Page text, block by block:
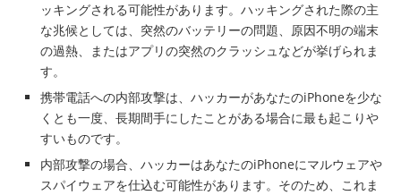
ッキングされる可能性があります。ハッキングされた際の主
な兆候としては、突然のバッテリーの問題、原因不明の端末
の過熱、またはアプリの突然のクラッシュなどが挙げられま
す。
携帯電話への内部攻撃は、ハッカーがあなたのiPhoneを少な
くとも一度、長期間手にしたことがある場合に最も起こりや
すいものです。
内部攻撃の場合、ハッカーはあなたのiPhoneにマルウェアや
スパイウェアを仕込む可能性があります。そのため、これま